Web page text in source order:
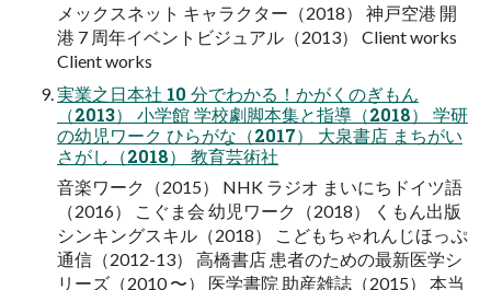
メックスネット キャラクター（2018） 神戸空港 開
港 7 周年イベントビジュアル（2013） Client works
Client works
実業之日本社 10 分でわかる！かがくのぎもん
（2013） 小学館 学校劇脚本集と指導（2018） 学研
の幼児ワーク ひらがな（2017） 大泉書店 まちがい
さがし（2018） 教育芸術社
音楽ワーク（2015） NHK ラジオ まいにちドイツ語
（2016） こぐま会 幼児ワーク（2018） くもん出版
シンキングスキル（2018） こどもちゃれんじほっぷ
通信（2012-13） 高橋書店 患者のための最新医学シ
リーズ（2010 〜） 医学書院 助産雑誌（2015） 本当